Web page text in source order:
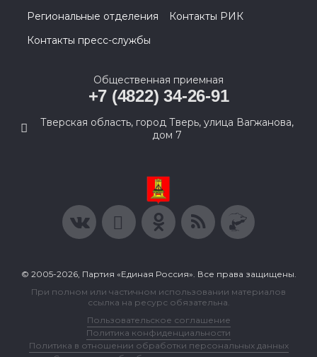
Региональные отделения
Контакты РИК
Контакты пресс-службы
Общественная приемная
+7 (4822) 34-26-91
Тверская область, город Тверь, улица Вагжанова,
дом 7
© 2005-2026, Партия «Единая Россия». Все права защищены.
При полном или частичном использовании материалов
ссылка на ресурс обязательна.
Пользовательское соглашение
Политика конфиденциальности
Политика в отношении обработки персональных данных